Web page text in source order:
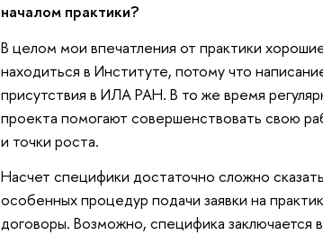
началом практики?
В целом мои впечатления от практики
находиться в Институте, потому что
присутствия в ИЛА РАН. В то же время
проекта помогают совершенствовать свою
и точки роста.
Насчет специфики достаточно сложно
особенных процедур подачи заявки на
договоры. Возможно, специфика заключается